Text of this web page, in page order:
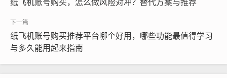
纸飞机账号购买推荐平台哪个好用，哪些功能最值得学习
与多久能用起来指南